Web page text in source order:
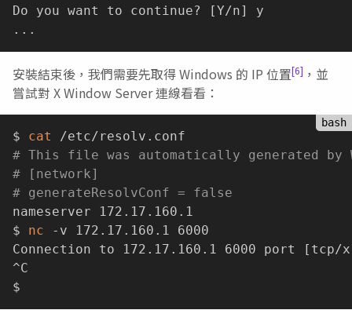
Do you want to continue?
[Y/n]
..
安裝結束後，我們需要先取得 Windows 的 IP 位置[6] ，並
嘗試對 X Window Server 連線看看：
$ cat
# This file was automatically generated
# [network]
# generateResolvConf = false
nameserver 172.17.160.1
$ nc -v 172.17.160.1 6000
Connection to 172.17.160.1 6000 port
[ tcp/
^C